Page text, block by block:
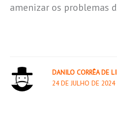
amenizar os problemas
DANILO CORRÊA DE
24 DE JULHO DE 2024